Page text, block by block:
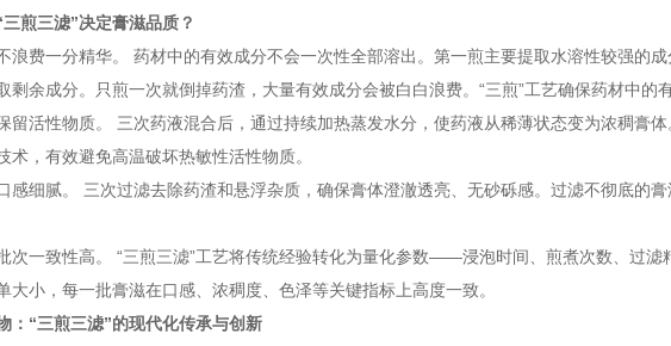
煎三滤”决定膏滋品质？
浪费一分精华。 药材中的有效成分不会一次性全部溶出。第一煎主要提取水溶性较强的
剩余成分。只煎一次就倒掉药渣，大量有效成分会被白白浪费。“三煎”工艺确保药材中的
留活性物质。 三次药液混合后，通过持续加热蒸发水分，使药液从稀薄状态变为浓稠膏
术，有效避免高温破坏热敏性活性物质。
感细腻。 三次过滤去除药渣和悬浮杂质，确保膏体澄澈透亮、无砂砾感。过滤不彻底的
次一致性高。 “三煎三滤”工艺将传统经验转化为量化参数——浸泡时间、煎煮次数、过滤
大小，每一批膏滋在口感、浓稠度、色泽等关键指标上高度一致。
：“三煎三滤”的现代化传承与创新